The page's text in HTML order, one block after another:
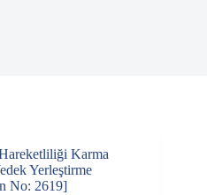
Karma
Yerleştirme
No: 2619]